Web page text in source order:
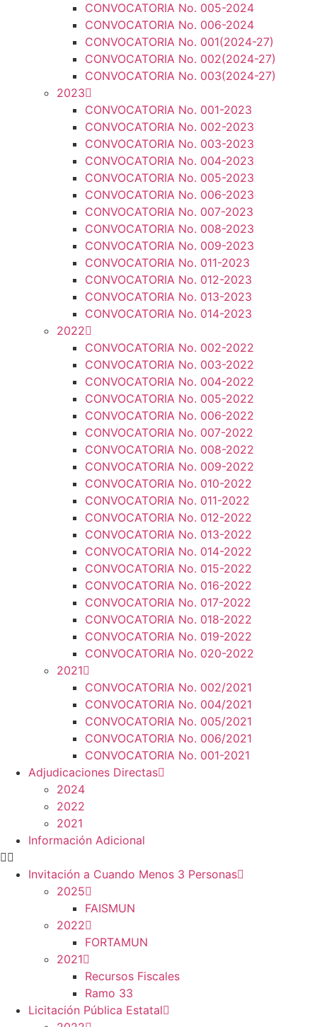
CONVOCATORIA No. 005-2024
CONVOCATORIA No. 006-2024
CONVOCATORIA No. 001(2024-27)
CONVOCATORIA No. 002(2024-27)
CONVOCATORIA No. 003(2024-27)
2023
CONVOCATORIA No. 001-2023
CONVOCATORIA No. 002-2023
CONVOCATORIA No. 003-2023
CONVOCATORIA No. 004-2023
CONVOCATORIA No. 005-2023
CONVOCATORIA No. 006-2023
CONVOCATORIA No. 007-2023
CONVOCATORIA No. 008-2023
CONVOCATORIA No. 009-2023
CONVOCATORIA No. 011-2023
CONVOCATORIA No. 012-2023
CONVOCATORIA No. 013-2023
CONVOCATORIA No. 014-2023
2022
CONVOCATORIA No. 002-2022
CONVOCATORIA No. 003-2022
CONVOCATORIA No. 004-2022
CONVOCATORIA No. 005-2022
CONVOCATORIA No. 006-2022
CONVOCATORIA No. 007-2022
CONVOCATORIA No. 008-2022
CONVOCATORIA No. 009-2022
CONVOCATORIA No. 010-2022
CONVOCATORIA No. 011-2022
CONVOCATORIA No. 012-2022
CONVOCATORIA No. 013-2022
CONVOCATORIA No. 014-2022
CONVOCATORIA No. 015-2022
CONVOCATORIA No. 016-2022
CONVOCATORIA No. 017-2022
CONVOCATORIA No. 018-2022
CONVOCATORIA No. 019-2022
CONVOCATORIA No. 020-2022
2021
CONVOCATORIA No. 002/2021
CONVOCATORIA No. 004/2021
CONVOCATORIA No. 005/2021
CONVOCATORIA No. 006/2021
CONVOCATORIA No. 001-2021
Adjudicaciones Directas
2024
2022
2021
Información Adicional
Invitación a Cuando Menos 3 Personas
2025
FAISMUN
2022
FORTAMUN
2021
Recursos Fiscales
Ramo 33
Licitación Pública Estatal